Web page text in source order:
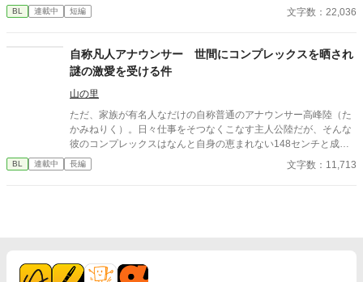
BL 連載中 短編 文字数：22,036
自称凡人アナウンサー 世間にコンプレックスを晒され
謎の激愛を受ける件
山の里
ただ、家族が有名人なだけの自称普通のアナウンサー高峰陸（た
かみねりく）。日々仕事をそつなくこなす主人公陸だが、そんな
彼のコンプレックスはなんと自身の恵まれない148センチと成人
男性の平均身長を大いに下回る身長の低さ。過去自身の身長が原
因で様々なトラブルに巻き込まれそれ以降から厚底の靴で身長を
BL 連載中 長編 文字数：11,713